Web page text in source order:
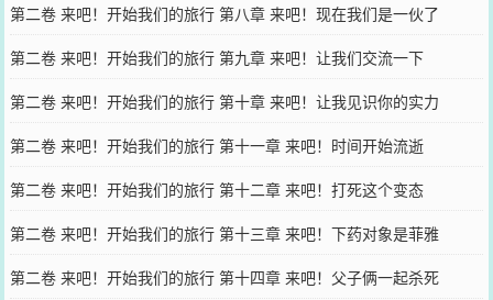
第二卷 来吧！开始我们的旅行 第八章 来吧！现在我们是一伙了
第二卷 来吧！开始我们的旅行 第九章 来吧！让我们交流一下
第二卷 来吧！开始我们的旅行 第十章 来吧！让我见识你的实力
第二卷 来吧！开始我们的旅行 第十一章 来吧！时间开始流逝
第二卷 来吧！开始我们的旅行 第十二章 来吧！打死这个变态
第二卷 来吧！开始我们的旅行 第十三章 来吧！下药对象是菲雅
第二卷 来吧！开始我们的旅行 第十四章 来吧！父子俩一起杀死